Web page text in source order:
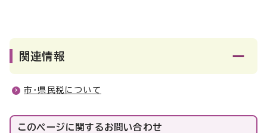
関連情報
市・県民税について
このページに関するお問い合わせ